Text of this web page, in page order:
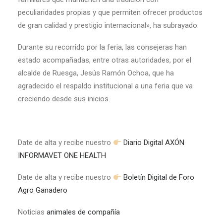
peculiaridades propias y que permiten ofrecer productos
de gran calidad y prestigio internacional», ha subrayado.
Durante su recorrido por la feria, las consejeras han
estado acompañadas, entre otras autoridades, por el
alcalde de Ruesga, Jesús Ramón Ochoa, que ha
agradecido el respaldo institucional a una feria que va
creciendo desde sus inicios.
Date de alta y recibe nuestro
Diario Digital AXÓN
INFORMAVET ONE HEALTH
Date de alta y recibe nuestro
Boletín Digital de Foro
Agro Ganadero
Noticias animales de compañía